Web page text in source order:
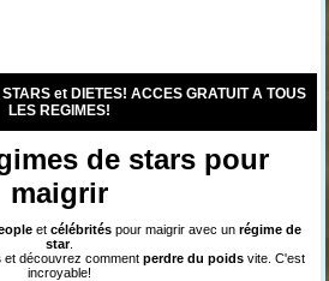
et DIETES! ACCES GRATUIT A TOUS
LES REGIMES!
de stars pour
maigrir
etcélébrités pour maigrir avec unrégime de
star.
et découvrez commentperdre du poidsvite. C'est
incroyable!